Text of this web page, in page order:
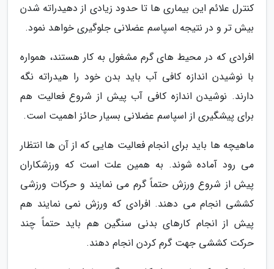
کنترل علائم این بیماری ها تا حدود زیادی از دهیدراته شدن
بیش تر و در نتیجه اسپاسم عضلانی جلوگیری خواهد نمود.
افرادی که در محیط های گرم مشغول به کار هستند، همواره
با نوشیدن اندازه کافی آب باید بدن خود را هیدراته نگه
دارند. نوشیدن اندازه کافی آب پیش از شروع فعالیت هم
برای پیشگیری از اسپاسم عضلانی بسیار حائز اهمیت است.
ماهیچه ها باید برای انجام فعالیت هایی که از آن ها انتظار
می رود آماده شوند. به همین علت است که ورزشکاران
پیش از شروع ورزش حتماً گرم می نمایند و حرکات ورزشی
کششی انجام می دهند. افرادی که ورزش نمی نمایند هم
پیش از انجام کارهای بدنی سنگین هم باید حتماً چند
حرکت کششی جهت گرم کردن انجام دهند.